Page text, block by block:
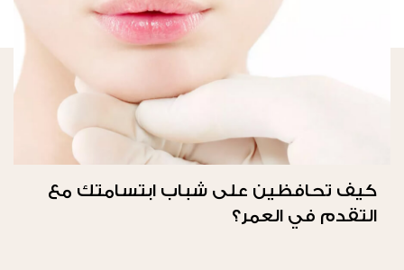
كيف تحافظين على شباب ابتسامتك مع
التقدم في العمر؟